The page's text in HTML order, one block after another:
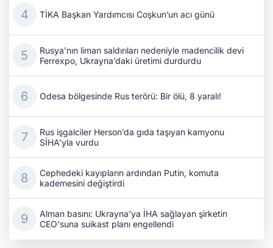
TİKA Başkan Yardımcısı Coşkun’un acı günü
Rusya’nın liman saldırıları nedeniyle madencilik devi
Ferrexpo, Ukrayna’daki üretimi durdurdu
Odesa bölgesinde Rus terörü: Bir ölü, 8 yaralı!
Rus işgalciler Herson’da gıda taşıyan kamyonu
SİHA’yla vurdu
Cephedeki kayıpların ardından Putin, komuta
kademesini değiştirdi
Alman basını: Ukrayna'ya İHA sağlayan şirketin
CEO'suna suikast planı engellendi